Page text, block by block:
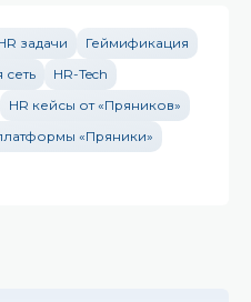
задачи
Геймификация
HR-Tech
HR кейсы от «Пряников»
«Пряники»